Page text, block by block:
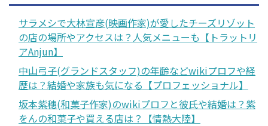
サラメシで大林宣彦(映画作家)が愛したチーズリゾット
の店の場所やアクセスは？人気メニューも【トラットリ
アAnjun】
中山弓子(グランドスタッフ)の年齢などwikiプロフや経
歴は？結婚や家族も気になる【プロフェッショナル】
坂本紫穗(和菓子作家)のwikiプロフと彼氏や結婚は？紫
をんの和菓子や買える店は？【情熱大陸】